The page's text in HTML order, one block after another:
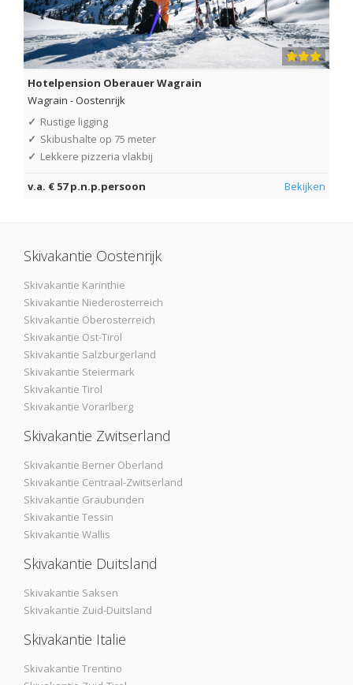
Hotelpension Oberauer Wagrain
Wagrain -Oostenrijk
✓ Rustige ligging
✓ Skibushalte op 75 meter
✓ Lekkere pizzeria vlakbij
v.a. € 57 p.n.p.persoon Bekijken
Skivakantie Oostenrijk
Skivakantie Karinthie
Skivakantie Niederosterreich
Skivakantie Oberosterreich
Skivakantie Ost-Tirol
Skivakantie Salzburgerland
Skivakantie Steiermark
Skivakantie Tirol
Skivakantie Vorarlberg
Skivakantie Zwitserland
Skivakantie Berner Oberland
Skivakantie Centraal-Zwitserland
Skivakantie Graubunden
Skivakantie Tessin
Skivakantie Wallis
Skivakantie Duitsland
Skivakantie Saksen
Skivakantie Zuid-Duitsland
Skivakantie Italie
Skivakantie Trentino